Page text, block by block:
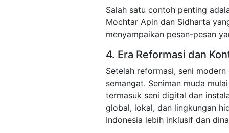
Salah satu contoh penting
Mochtar Apin dan Sidharta
menyampaikan pesan-pesan
4. Era Reformasi dan
Setelah reformasi, seni
semangat. Seniman muda
termasuk seni digital dan
global, lokal, dan lingkungan
Indonesia lebih inklusif dan